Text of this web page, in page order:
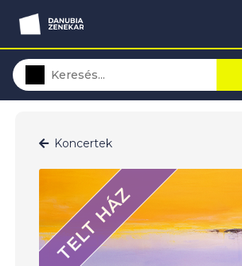
Koncertek
TELT HÁZ